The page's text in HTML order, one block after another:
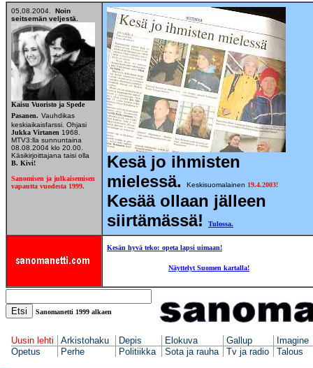
05,08 .2004. Noin
seitsemän veljestä.
Kaisu Vuoristo ja Spede
Pasanen. Vauhdikas
keskiaikaisfarssi. Ohjasi
Jukka Virtanen 1968.
MTV3:lla sunnuntaina
08.08.2004 klo 20.00.
Käsikirjoittajana taisi olla
B. Kivi!
Sanomisen ja julkaisemisen
vapautta vuodesta 1999.
Kesä jo ihmisten
mielessä.
Keskisuomalainen 19.4.2003!
Kesää ollaan jälleen
siirtämässä!
Tulossa.
Kesän hyvä teko: opeta lapsi uimaan!
Näyttelyt Suomen kartalla!
Sanomanetti 1999 alkaen
Uusin lehti Arkistohaku Depis Elokuva Gallup
Imagine
Opetus
Perhe Politiikka Sota ja rauha Tv ja radio Talous